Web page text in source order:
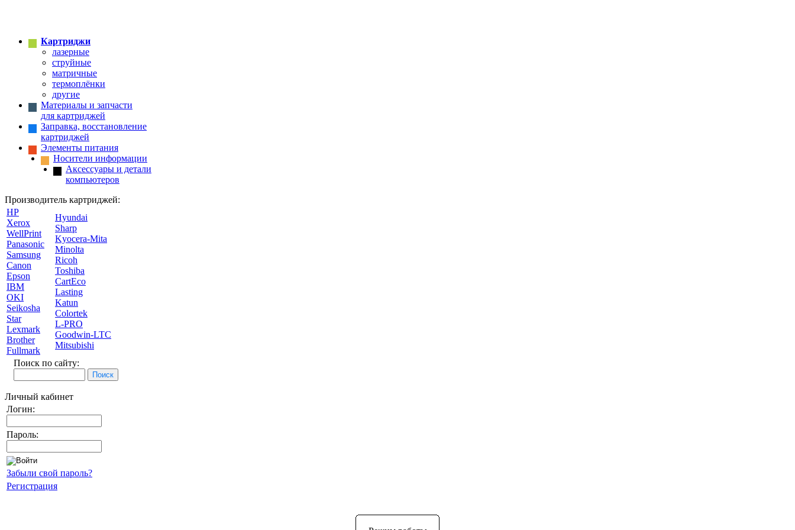
Картриджи
лазерные
струйные
матричные
термоплёнки
другие
Материалы и запчасти
для картриджей
Заправка, восстановление
картриджей
Элементы питания
Носители информации
Аксессуары и детали
компьютеров
Производитель картриджей:
HP
Xerox
WellPrint
Panasonic
Samsung
Canon
Epson
IBM
OKI
Seikosha
Star
Lexmark
Brother
Fullmark
Hyundai
Sharp
Kyocera-Mita
Minolta
Ricoh
Toshiba
CartEco
Lasting
Katun
Colortek
L-PRO
Goodwin-LTC
Mitsubishi
Поиск по сайту:
Личный кабинет
Логин:
Пароль:
Забыли свой пароль?
Регистрация